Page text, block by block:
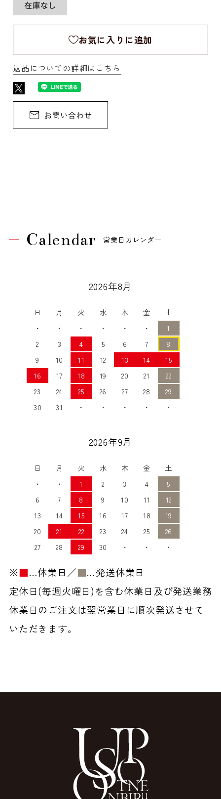
お気に入りに追加
返品についての詳細はこちら
Calendar 営業日カレンダー
2026年8月
日 月 火 水 木 金
土
・
・ ・ ・ ・ ・
1
2
3 4 5 6 7
8
9
10 11 12 13 14
15
16
17 18 19 20 21
22
23
24 25 26 27 28
29
30
31 ・ ・ ・ ・ ・
2026年9月
日 月 火 水 木 金
土
・
・ 1 2 3 4
5
6
7 8 9 10 11
12
13
14 15 16 17 18
19
20
21 22 23 24 25
26
27
28 29 30 ・ ・ ・
※■…休業日／■…発送休業日
定休日(毎週火曜日)を含む休業日及び発送業務
休業日のご注文は翌営業日に順次発送させて
いただきます。